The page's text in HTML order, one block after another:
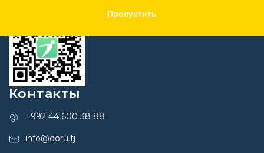
Пропустить
Контакты
+992 44 600 38 88
info@doru.tj